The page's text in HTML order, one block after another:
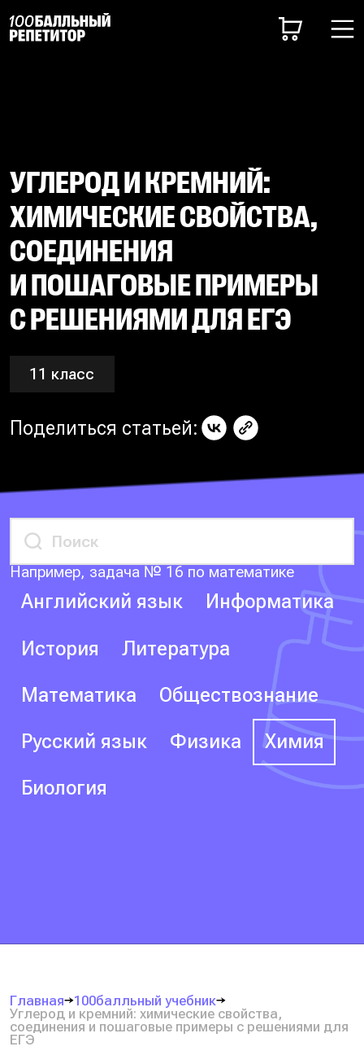
УГЛЕРОД И КРЕМНИЙ:
ХИМИЧЕСКИЕ СВОЙСТВА,
СОЕДИНЕНИЯ
И ПОШАГОВЫЕ ПРИМЕРЫ
С РЕШЕНИЯМИ ДЛЯ ЕГЭ
11 класс
Поделиться статьей:
Например, задача № 16 по математике
Английский язык Информатика
История Литература
Математика Обществознание
Русский язык Физика Химия
Биология
Главная
100балльный учебник
Углерод и кремний: химические свойства,
соединения и пошаговые примеры с решениями для
ЕГЭ